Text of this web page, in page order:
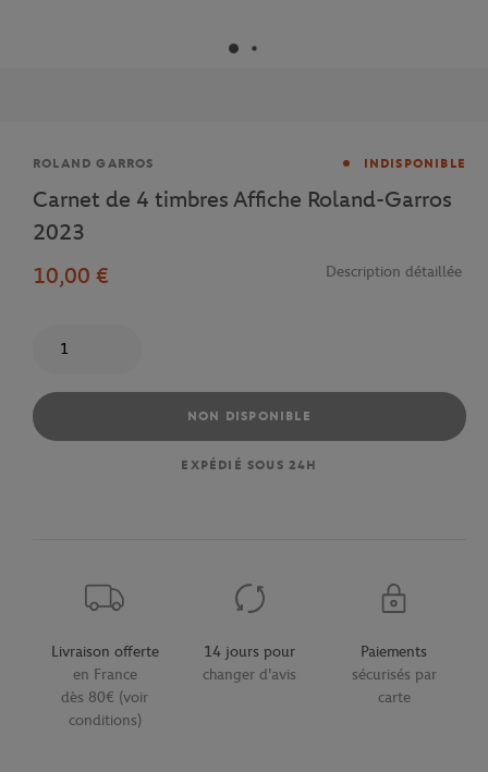
Marque
ROLAND GARROS INDISPONIBLE
Carnet de 4 timbres Affiche Roland-Garros
2023
10,00 €
Description détaillée
NON DISPONIBLE
EXPÉDIÉ SOUS 24H
Livraison offerte
en France
dès 80€ (voir
conditions)
14 jours pour
changer d'avis
Paiements
sécurisés par
carte